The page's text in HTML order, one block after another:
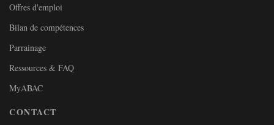
Offres d'emploi
Bilan de compétences
Parrainage
Ressources & FAQ
MyABAC
CONTACT